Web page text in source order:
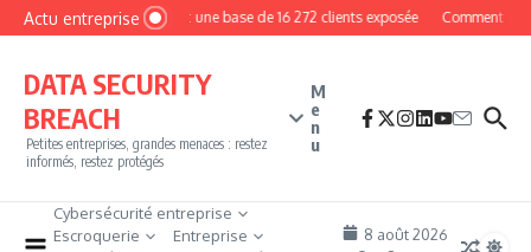
Aller au contenu
Actu entrepriseMyPhoto : une base de 16 272 clients exposée Comment
DATA SECURITY
BREACH
Petites entreprises, grandes menaces : restez
informés, restez protégés
M
e
n
u
Cybersécurité entreprise
Escroquerie
Entreprise
8 août 2026